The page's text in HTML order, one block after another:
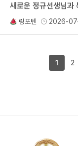
새로운 정규선생님
링포텐 2026-
1 2